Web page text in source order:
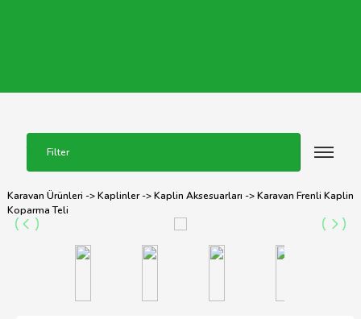
Filter
Karavan Ürünleri ->Kaplinler->Kaplin Aksesuarları -> Karavan Frenli Kaplin
Koparma Teli